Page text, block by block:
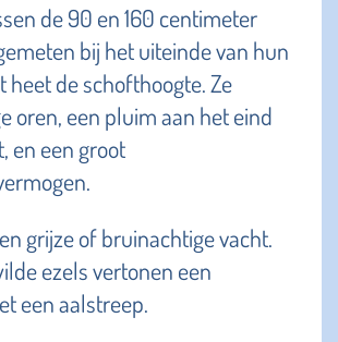
de 90 en 160 centimeter
bij het uiteinde van hun
heet de schofthoogte. Ze
oren, een pluim aan het eind
en een groot
grijze of bruinachtige vacht.
ezels vertonen een
een aalstreep.